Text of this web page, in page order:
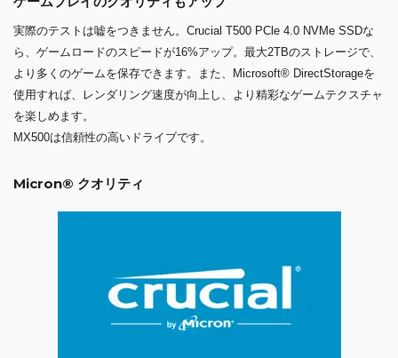
実際のテストは嘘をつきません。Crucial T500 PCle 4.0 NVMe SSDな
ら、ゲームロードのスピードが16%アップ。最大2TBのストレージで、
より多くのゲームを保存できます。また、Microsoft® DirectStorageを
使用すれば、レンダリング速度が向上し、より精彩なゲームテクスチャ
を楽しめます。
MX500は信頼性の高いドライブです。
Micron® クオリティ